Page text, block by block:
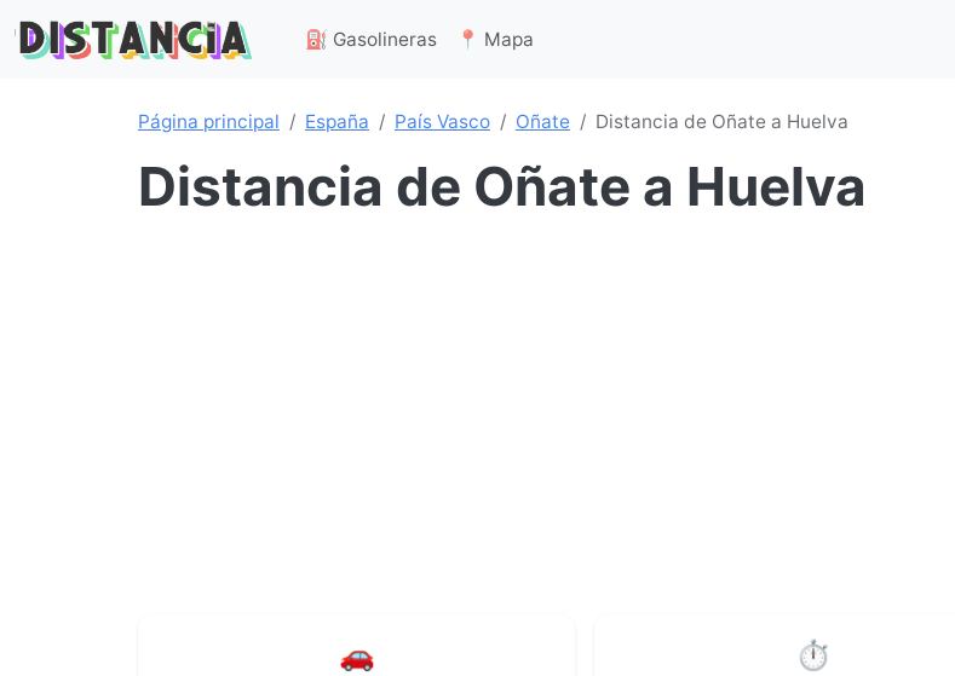
⛽ Gasolineras 📍 Mapa
Página principal España País Vasco Oñate Distancia de Oñate a Huelva
Distancia de Oñate a Huelva
🚗 ⏱